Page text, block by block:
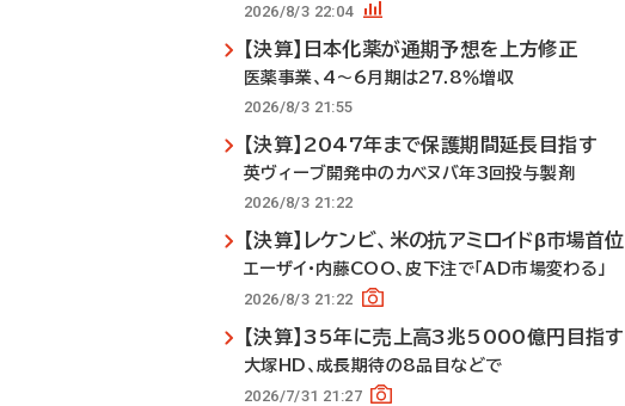
2026/8/3 22:04
【決算】日本化薬が通期予想を上方修正
医薬事業、4～6月期は27.8％増収
2026/8/3 21:55
【決算】2047年まで保護期間延長目指す
英ヴィーブ開発中のカベヌバ年3回投与製剤
2026/8/3 21:22
【決算】レケンビ、米の抗アミロイドβ市場首位
エーザイ・内藤COO、皮下注で「AD市場変わる」
2026/8/3 21:22
【決算】35年に売上高3兆5000億円目指す
大塚HD、成長期待の8品目などで
2026/7/31 21:27